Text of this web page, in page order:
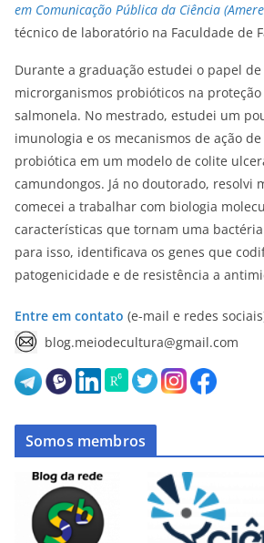
em Comunicação Pública da Ciência
técnico de laboratório na Faculdade de
Durante a graduação estudei o papel
microrganismos probióticos na
salmonela. No mestrado, estudei um
imunologia e os mecanismos de ação
probiótica em um modelo de colite
camundongos. Já no doutorado, resolvi
comecei a trabalhar com biologia
características que tornam uma
para isso, identificava os genes que
patogenicidade e de resistência a
Entre em contato (e-mail e redes
blog.meiodecultura@gmail.com
Somos membros